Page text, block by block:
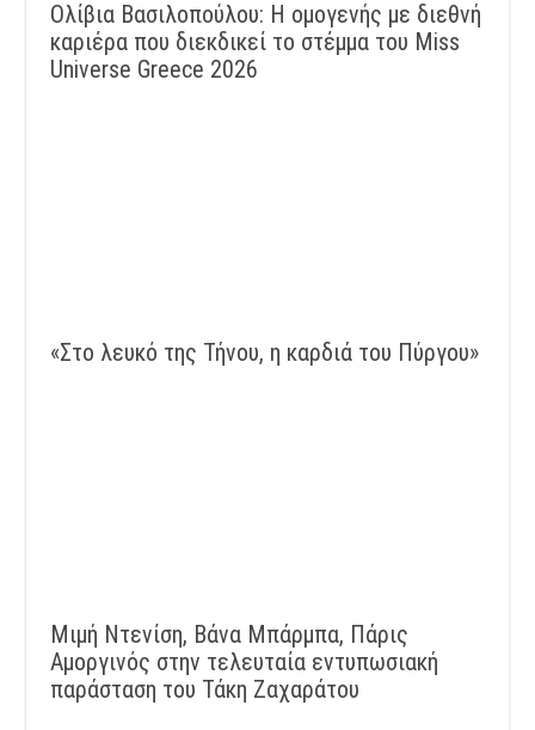
Ολίβια Βασιλοπούλου: Η ομογενής με διεθνή
καριέρα που διεκδικεί το στέμμα του Miss
Universe Greece 2026
«Στο λευκό της Τήνου, η καρδιά του Πύργου»
Μιμή Ντενίση, Βάνα Μπάρμπα, Πάρις
Αμοργινός στην τελευταία εντυπωσιακή
παράσταση του Τάκη Ζαχαράτου